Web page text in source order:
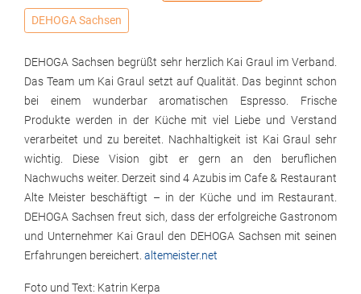
DEHOGA Sachsen
DEHOGA Sachsen begrüßt sehr herzlich Kai Graul im Verband.
Das Team um Kai Graul setzt auf Qualität. Das beginnt schon
bei einem wunderbar aromatischen Espresso. Frische
Produkte werden in der Küche mit viel Liebe und Verstand
verarbeitet und zu bereitet. Nachhaltigkeit ist Kai Graul sehr
wichtig. Diese Vision gibt er gern an den beruflichen
Nachwuchs weiter. Derzeit sind 4 Azubis im Cafe & Restaurant
Alte Meister beschäftigt – in der Küche und im Restaurant.
DEHOGA Sachsen freut sich, dass der erfolgreiche Gastronom
und Unternehmer Kai Graul den DEHOGA Sachsen mit seinen
Erfahrungen bereichert. altemeister.net
Foto und Text: Katrin Kerpa